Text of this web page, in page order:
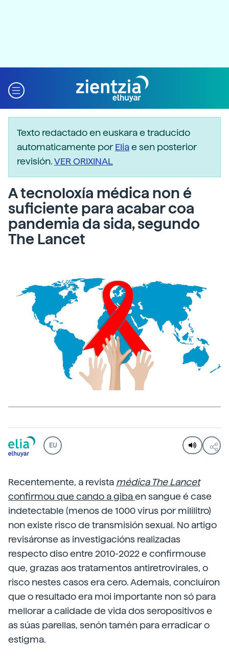
Texto redactado en euskara e traducido
automaticamente porEliae sen posterior
revisión.VER ORIXINAL
A tecnoloxía médica non é
suficiente para acabar coa
pandemia da sida, segundo
The Lancet
EU
Recentemente, a revista médica The Lancet
confirmou que cando a gibaen sangue é case
indetectable (menos de 1000 virus por mililitro)
non existe risco de transmisión sexual. No artigo
revisáronse as investigacións realizadas
respecto diso entre 2010-2022 e confirmouse
que, grazas aos tratamentos antiretrovirales, o
risco nestes casos era cero. Ademais, concluíron
que o resultado era moi importante non só para
mellorar a calidade de vida dos seropositivos e
as súas parellas, senón tamén para erradicar o
estigma.